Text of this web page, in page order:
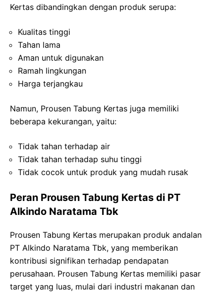
Kertas dibandingkan dengan produk serupa:
Kualitas tinggi
Tahan lama
Aman untuk digunakan
Ramah lingkungan
Harga terjangkau
Namun, Prousen Tabung Kertas juga memiliki
beberapa kekurangan, yaitu:
Tidak tahan terhadap air
Tidak tahan terhadap suhu tinggi
Tidak cocok untuk produk yang mudah rusak
Peran Prousen Tabung Kertas di PT
Alkindo Naratama Tbk
Prousen Tabung Kertas merupakan produk andalan
PT Alkindo Naratama Tbk, yang memberikan
kontribusi signifikan terhadap pendapatan
perusahaan. Prousen Tabung Kertas memiliki pasar
target yang luas, mulai dari industri makanan dan